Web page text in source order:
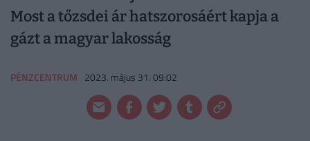
Most a tőzsdei ár hatszorosáért kapja a
gázt a magyar lakosság
PÉNZCENTRUM 2023. május 31. 09:02